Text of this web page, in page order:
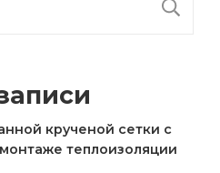
крученой сетки с
теплоизоляции